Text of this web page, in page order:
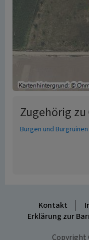
Zugehörig zu
Burgen und
Kontakt
Erklärung zur
Copyright